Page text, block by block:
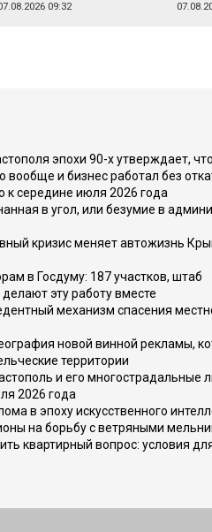
09:32
эпохи 90-х утверждает,
вообще и бизнес работал без
к середине июля 2026 года
в угол, или безумие в
кризис меняет автожизнь
в Госдуму: 187 участков, штаб
эту работу вместе
механизм спасения
новой винной рекламы,
территории
и его многострадальные
2026 года
в эпоху искусственного
на борьбу с ветряными
квартирный вопрос: условия